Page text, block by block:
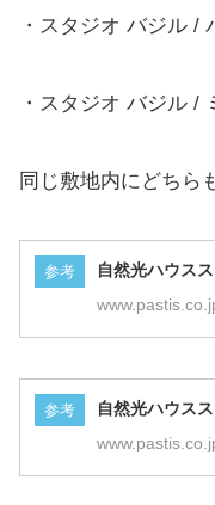
・スタジオ バジル /
・スタジオ バジル /
同じ敷地内にどちら
参考 自然光ハウス
参考 自然光ハウス